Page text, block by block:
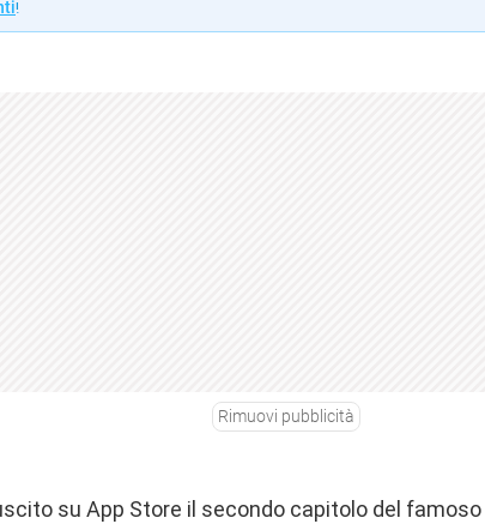
!
Rimuovi pubblicità
su App Store il secondo capitolo del